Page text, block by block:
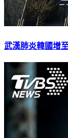
武漢肺炎韓國增